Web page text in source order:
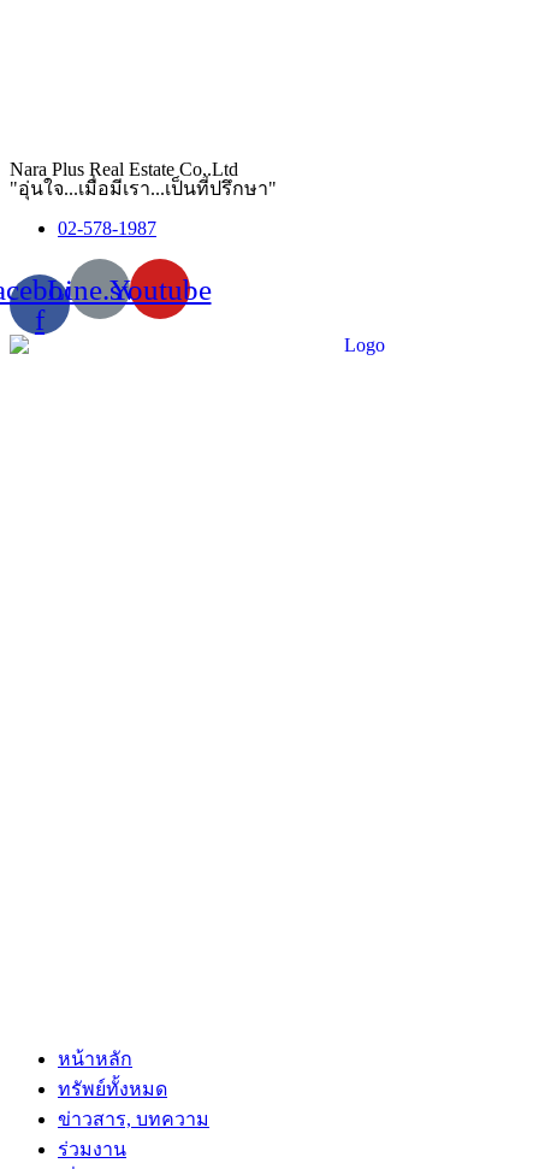
Nara Plus Real Estate Co,.Ltd
"อุ่นใจ...เมื่อมีเรา...เป็นที่ปรึกษา"
02-578-1987
f
Line.svgYoutube
หน้าหลัก
ทรัพย์ทั้งหมด
ข่าวสาร, บทความ
ร่วมงาน